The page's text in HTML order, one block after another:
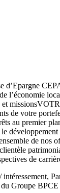
l’économie
de votre
au premier
de nos
de
Groupe